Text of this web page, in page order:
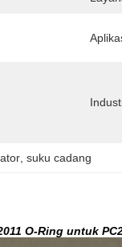
, suku cadang
O-Ring untuk